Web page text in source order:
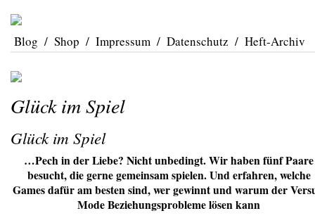
Blog / Shop / Impressum / Datenschutz / Heft-Archiv
Glück im Spiel
Glück im Spiel
…Pech in der Liebe? Nicht unbedingt. Wir haben fünf Paare
besucht, die gerne gemeinsam spielen. Und erfahren, welche
Games dafür am besten sind, wer gewinnt und warum der
Mode Beziehungsprobleme lösen kann